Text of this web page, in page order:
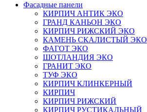
Фасадные панели
КИРПИЧ АНТИК ЭКО
ГРАНД КАНЬОН ЭКО
КИРПИЧ РИЖСКИЙ ЭКО
КАМЕНЬ СКАЛИСТЫЙ ЭКО
ФАГОТ ЭКО
ШОТЛАНДИЯ ЭКО
ГРАНИТ ЭКО
ТУФ ЭКО
КИРПИЧ КЛИНКЕРНЫЙ
КИРПИЧ
КИРПИЧ РИЖСКИЙ
КИРПИЧ РУСТИКАЛЬНЫЙ